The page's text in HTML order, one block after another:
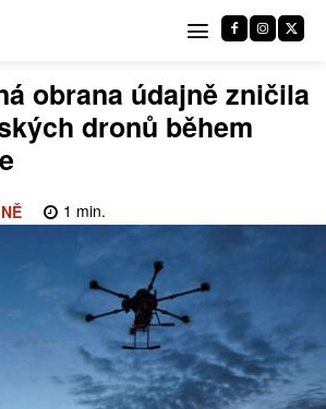
obrana údajně zničila
dronů během
1 min.